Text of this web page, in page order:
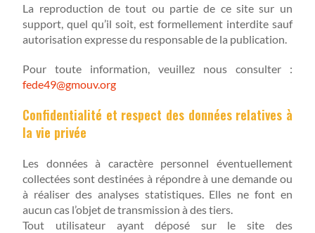
La reproduction de tout ou partie de ce site sur un
support, quel qu’il soit, est formellement interdite sauf
autorisation expresse du responsable de la publication.
Pour toute information, veuillez nous consulter :
fede49@gmouv.org
Confidentialité et respect des données relatives à
la vie privée
Les données à caractère personnel éventuellement
collectées sont destinées à répondre à une demande ou
à réaliser des analyses statistiques. Elles ne font en
aucun cas l’objet de transmission à des tiers.
Tout utilisateur ayant déposé sur le site des